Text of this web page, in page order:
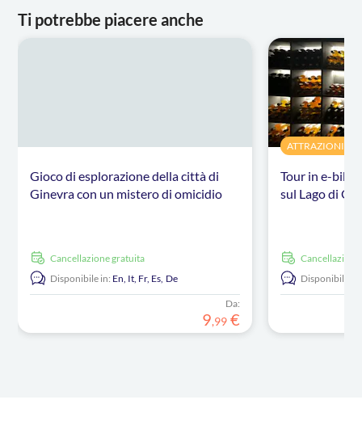
Ti potrebbe piacere anche
Gioco di esplorazione della città di
Ginevra con un mistero di omicidio
Cancellazione gratuita
Disponibile in: En, It, Fr, Es, De
Da:
9,99 €
ATTRAZIONI E
Tour in e-bike
sul Lago di
Disponibile in: